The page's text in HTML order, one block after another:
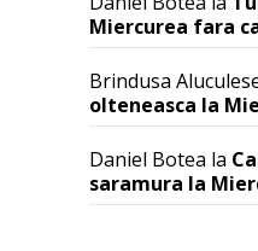
Miercurea fara
Brindusa
olteneasca la
Daniel Botea la
saramura la